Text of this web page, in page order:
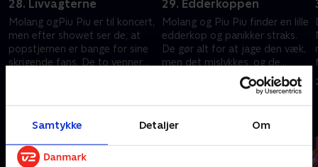
Samtykke Detaljer Om
28. Livvagterne
Molang ogPiu Piu er til koncert,
men efter showet ser de, at
popstjernen er bange for sine
skrigende fans. De to venner
29. Edderkoppen
Molang og Piu Piu finder en lille
edderkop og panikker straks.
De gør alt for at jage den væk,
men det mislykkes, og de
ender med at sove i telt
28. marts 2024 • 3 min